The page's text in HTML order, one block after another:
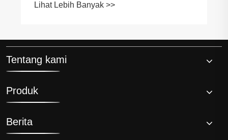
Lihat Lebih Banyak >>
Tentang kami
Produk
Berita